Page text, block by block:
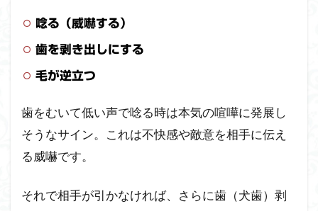
唸る（威嚇する）
歯を剥き出しにする
毛が逆立つ
歯をむいて低い声で唸る時は本気の喧嘩に発展し
そうなサイン。これは不快感や敵意を相手に伝え
る威嚇です。
それで相手が引かなければ、さらに歯（犬歯）剥